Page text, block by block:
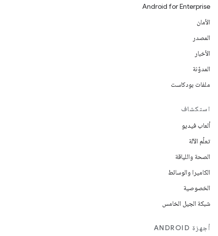
Android for Enterprise
الأمان
المصدر
الأخبار
المدوّنة
ملفات بودكاست
استكشاف
ألعاب فيديو
تعلُم الآلة
الصحة واللياقة
الكاميرا والوسائط
الخصوصية
شبكة الجيل الخامس
أجهزة ANDROID